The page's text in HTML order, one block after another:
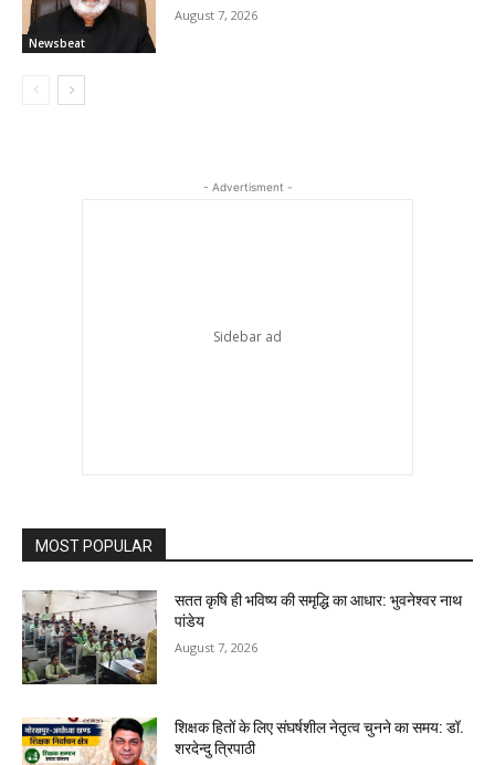
Newsbeat
August 7, 2026
- Advertisment -
MOST POPULAR
सतत कृषि ही भविष्य की समृद्धि का आधार: भुवनेश्वर नाथ
पांडेय
August 7, 2026
शिक्षक हितों के लिए संघर्षशील नेतृत्व चुनने का समय: डॉ.
शरदेन्दु त्रिपाठी